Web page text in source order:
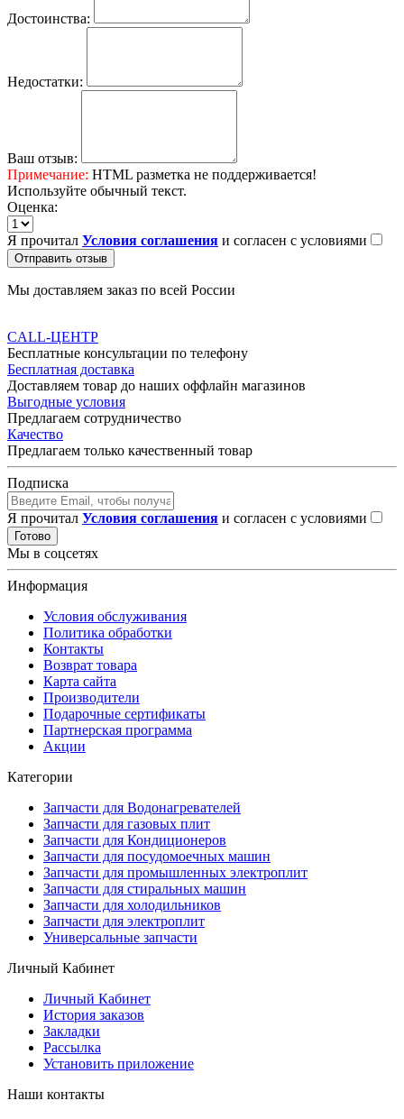
Достоинства:
Недостатки:
Ваш отзыв:
Примечание: HTML разметка не поддерживается!
Используйте обычный текст.
Оценка:
Я прочитал Условия соглашения и согласен с условиями
Отправить отзыв
Мы доставляем заказ по всей России
CALL-ЦЕНТР
Бесплатные консультации по телефону
Бесплатная доставка
Доставляем товар до наших оффлайн магазинов
Выгодные условия
Предлагаем сотрудничество
Качество
Предлагаем только качественный товар
Подписка
Я прочитал Условия соглашения и согласен с условиями
Готово
Мы в соцсетях
Информация
Условия обслуживания
Политика обработки
Контакты
Возврат товара
Карта сайта
Производители
Подарочные сертификаты
Партнерская программа
Акции
Категории
Запчасти для Водонагревателей
Запчасти для газовых плит
Запчасти для Кондиционеров
Запчасти для посудомоечных машин
Запчасти для промышленных электроплит
Запчасти для стиральных машин
Запчасти для холодильников
Запчасти для электроплит
Универсальные запчасти
Личный Кабинет
Личный Кабинет
История заказов
Закладки
Рассылка
Установить приложение
Наши контакты